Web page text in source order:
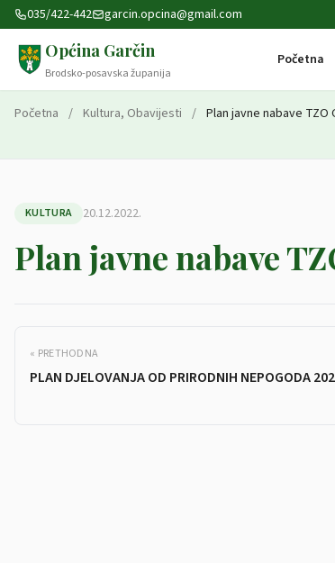
Preskoči na sadržaj
035/422-442 garcin.opcina@gmail.com
Općina Garčin
Brodsko-posavska županija
Početna
Početna / Kultura, Obavijesti / Plan javne nabave TZO
KULTURA 20.12.2022.
Plan javne nabave
« PRETHODNA
PLAN DJELOVANJA OD PRIRODNIH NEPOGODA